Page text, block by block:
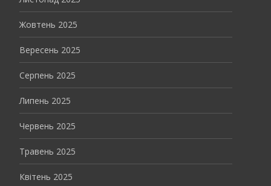
Жовтень 2025
Вересень 2025
Серпень 2025
Липень 2025
Червень 2025
Травень 2025
Квітень 2025